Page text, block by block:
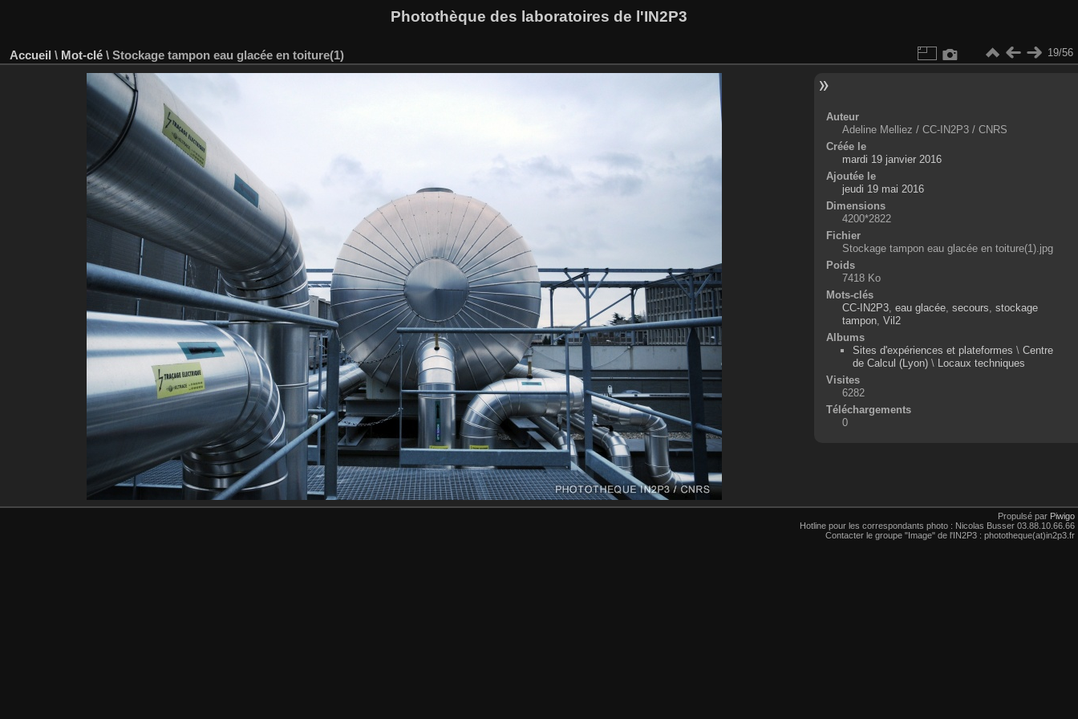
Photothèque des laboratoires de l'IN2P3
Accueil \ Mot-clé \ Stockage tampon eau glacée en toiture(1) 19/56
Auteur
Adeline Melliez / CC-IN2P3 / CNRS
Créée le
mardi 19 janvier 2016
Ajoutée le
jeudi 19 mai 2016
Dimensions
4200*2822
Fichier
Stockage tampon eau glacée en toiture(1).jpg
Poids
7418 Ko
Mots-clés
CC-IN2P3, eau glacée, secours stockage
tampon, Vil2
Albums
Sites d'expériences et plateformes \ Centre
de Calcul (Lyon)\
Locaux techniques
Visites
6282
Téléchargements
0
Propulsé par Piwigo
Hotline pour les correspondants photo : Nicolas Busser 03.88.10.66.66
Contacter le groupe "Image" de l'IN2P3 : phototheque(at)in2p3.fr